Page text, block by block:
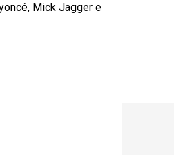
Mick Jagger e